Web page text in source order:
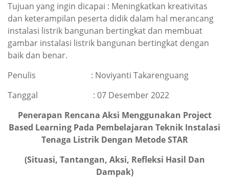
Tujuan yang ingin dicapai : Meningkatkan kreativitas
dan keterampilan peserta didik dalam hal merancang
instalasi listrik bangunan bertingkat dan membuat
gambar instalasi listrik bangunan bertingkat dengan
baik dan benar.
Penulis : Noviyanti Takarenguang
Tanggal : 07 Desember 2022
Penerapan Rencana Aksi Menggunakan Project
Based Learning Pada Pembelajaran Teknik Instalasi
Tenaga Listrik Dengan Metode STAR
(Situasi, Tantangan, Aksi, Refleksi Hasil Dan
Dampak)